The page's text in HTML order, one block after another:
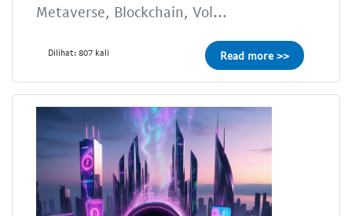
Metaverse, Blockchain, Vol...
Dilihat: 807 kali Read more >>